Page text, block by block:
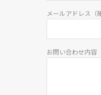
メールアドレス（
お問い合わせ内容